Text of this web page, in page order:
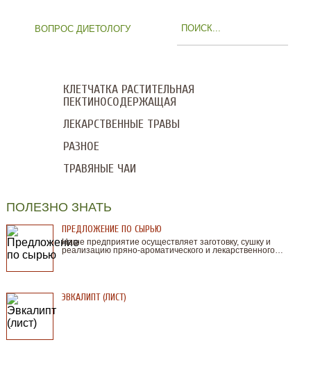
ВОПРОС ДИЕТОЛОГУ
КЛЕТЧАТКА РАСТИТЕЛЬНАЯ
ПЕКТИНОСОДЕРЖАЩАЯ
ЛЕКАРСТВЕННЫЕ ТРАВЫ
РАЗНОЕ
ТРАВЯНЫЕ ЧАИ
ПОЛЕЗНО ЗНАТЬ
ПРЕДЛОЖЕНИЕ ПО СЫРЬЮ
Наше предприятие осуществляет заготовку, сушку и
реализацию пряно-ароматического и лекарственного…
ЭВКАЛИПТ (ЛИСТ)